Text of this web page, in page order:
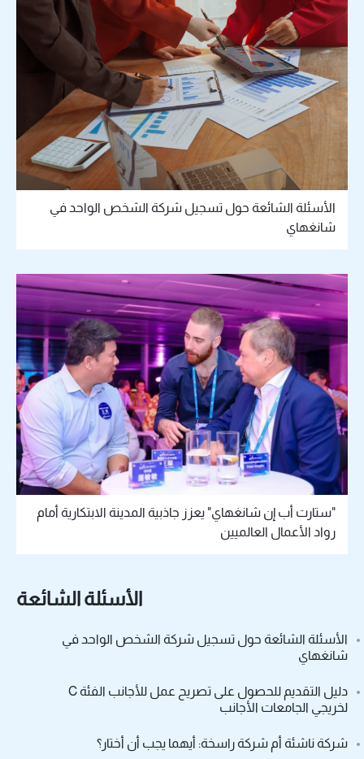
الأسئلة الشائعة حول تسجيل شركة الشخص الواحد في
شانغهاي
"ستارت أب إن شانغهاي" يعزز جاذبية المدينة الابتكارية أمام
رواد الأعمال العالميين
الأسئلة الشائعة
الأسئلة الشائعة حول تسجيل شركة الشخص الواحد في
شانغهاي
دليل التقديم للحصول على تصريح عمل للأجانب الفئة C
لخريجي الجامعات الأجانب
شركة ناشئة أم شركة راسخة: أيهما يجب أن أختار؟